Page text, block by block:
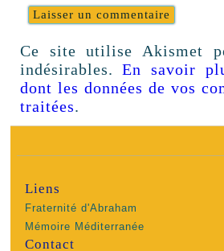
Ce site utilise Akismet
indésirables.En savoir
dont les données de vos
traitées.
Liens
Fraternité d'Abraham
Mémoire Méditerranée
Contact